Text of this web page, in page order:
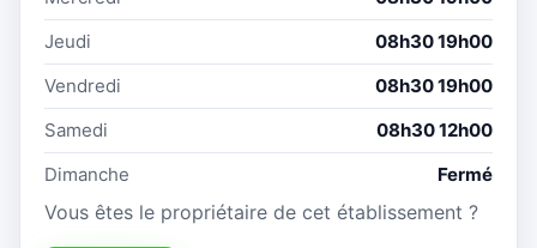
Jeudi
08h30 19h00
Vendredi
08h30 19h00
Samedi
08h30 12h00
Dimanche
Fermé
Vous êtes le propriétaire de cet établissement ?